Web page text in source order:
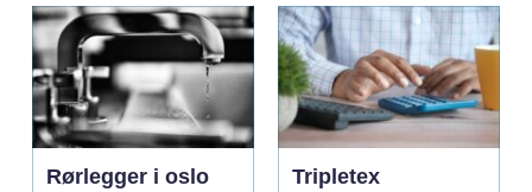
Rørlegger i oslo
Tripletex